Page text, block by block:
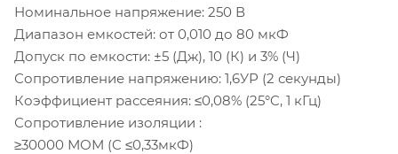
Номинальное напряжение: 250 В
Диапазон емкостей: от 0,010 до 80 мкФ
Допуск по емкости: ±5 (Дж), 10 (К) и 3% (Ч)
Сопротивление напряжению: 1,6УР (2 секунды)
Коэффициент рассеяния: ≤0,08% (25°C, 1 кГц)
Сопротивление изоляции :
≥30000 МОМ (C ≤0,33мкФ)